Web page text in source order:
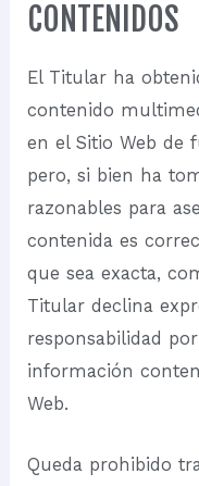
CONTENIDOS
El Titular ha
contenido
en el Sitio Web de
pero, si bien ha
razonables para
contenida es
que sea exacta,
Titular declina
responsabilidad
información
Web.
Queda prohibido